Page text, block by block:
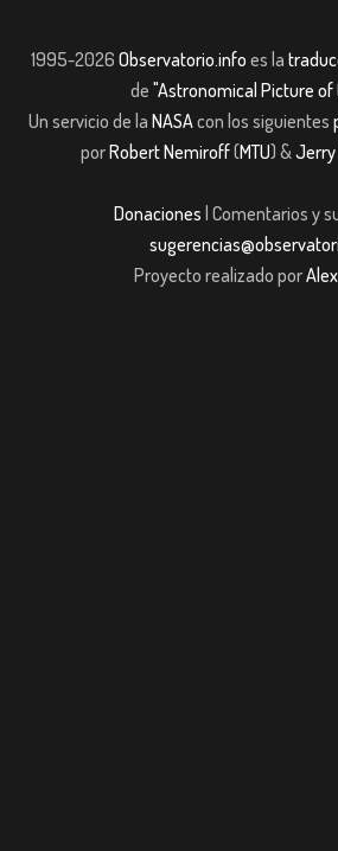
1995-2026 Observatorio.info es la
de "Astronomical Picture of
Un servicio de la NASAcon los siguientes
porRobert Nemiroff(MTU) &Jerry
Donaciones | Comentarios y
Proyecto realizado por